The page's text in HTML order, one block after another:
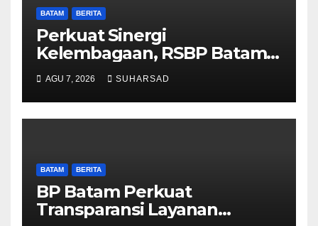
BATAM BERITA
Perkuat Sinergi
Kelembagaan, RSBP Batam
dan BPOM Pastikan
Pelayanan dan Ketersediaan
Obat Aman
AGU 7, 2026 SUHARSAD
BATAM BERITA
BP Batam Perkuat
Transparansi Layanan